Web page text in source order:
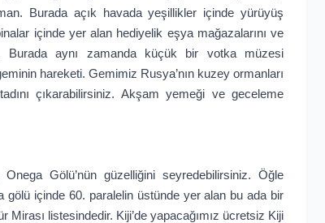
Burada açık havada yeşillikler içinde yürüyüş
içinde yer alan hediyelik eşya mağazalarını ve
Burada aynı zamanda küçük bir votka müzesi
hareketi. Gemimiz Rusya’nın kuzey ormanları
çıkarabilirsiniz. Akşam yemeği ve geceleme
Gölü’nün güzelliğini seyredebilirsiniz. Öğle
gölü içinde 60. paralelin üstünde yer alan bu ada bir
listesindedir. Kiji’de yapacağımız ücretsiz Kiji